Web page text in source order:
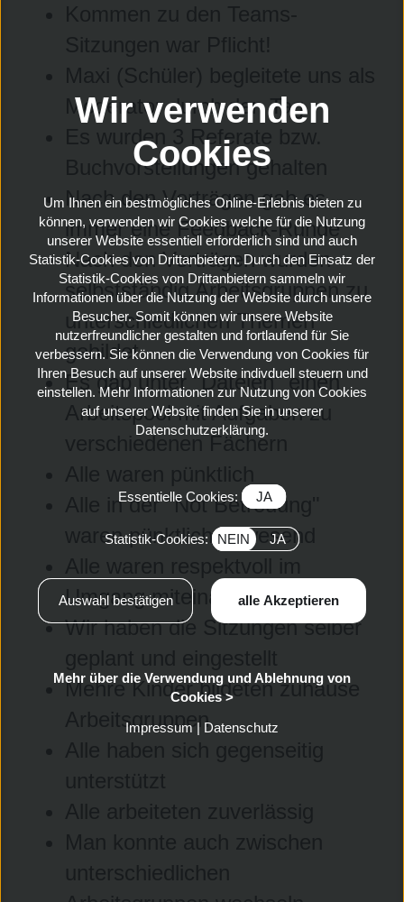
Moderator durch den Tag
Es wurden 3 Referate bzw.
Buchvorstellungen gehalten
Nach den Vorträgen gab es
immer eine Feedback-Runde
Nach den Vorträgen wurden
selbstständig Arbeitsgruppen zu
unterschiedlichen Themen
gebildet
Es gab unter "Dateien" einen
Arbeitspool mit Aufgaben zu
verschiedenen Fächern
Alle in der "Not Betreuung"
waren pünktlich anwesend
Umgang miteinander
Wir haben die Sitzungen selber
Mehre Kinder bildeten zuhause
Arbeitsgruppen
Wir verwenden
Cookies
Um Ihnen ein bestmögliches Online-Erlebnis bieten zu
können, verwenden wir Cookies welche für die Nutzung
unserer Website essentiell erforderlich sind und auch
Statistik-Cookies von Drittanbietern. Durch den Einsatz der
Statistik-Cookies von Drittanbietern sammeln wir
Informationen über die Nutzung der Website durch unsere
Besucher. Somit können wir unsere Website
nutzerfreundlicher gestalten und fortlaufend für Sie
verbessern. Sie können die Verwendung von Cookies für
Ihren Besuch auf unserer Website indivduell steuern und
einstellen. Mehr Informationen zur Nutzung von Cookies
auf unserer Website finden Sie in unserer
Datenschutzerklärung.
Essentielle Cookies: JA
Statistik-Cookies: NEIN JA
Mehr über die Verwendung und Ablehnung von
Cookies >
Impressum | Datenschutz